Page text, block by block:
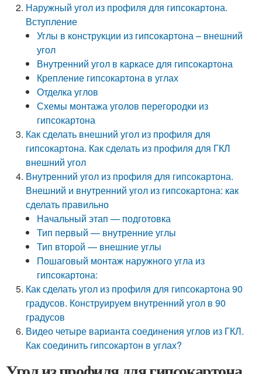
Наружный угол из профиля для гипсокартона.
Вступление
Углы в конструкции из гипсокартона – внешний
угол
Внутренний угол в каркасе для гипсокартона
Крепление гипсокартона в углах
Отделка углов
Схемы монтажа уголов перегородки из
гипсокартона
Как сделать внешний угол из профиля для
гипсокартона. Как сделать из профиля для ГКЛ
внешний угол
Внутренний угол из профиля для гипсокартона.
Внешний и внутренний угол из гипсокартона: как
сделать правильно
Начальный этап — подготовка
Тип первый — внутренние углы
Тип второй — внешние углы
Пошаговый монтаж наружного угла из
гипсокартона:
Как сделать угол из профиля для гипсокартона 90
градусов. Конструируем внутренний угол в 90
градусов
Видео четыре варианта соединения углов из ГКЛ.
Как соединить гипсокартон в углах?